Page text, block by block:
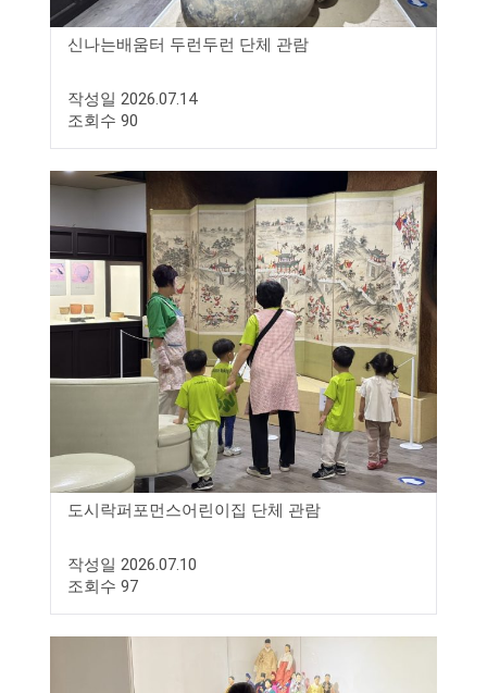
신나는배움터 두런두런 단체 관람
작성일 2026.07.14
조회수 90
도시락퍼포먼스어린이집 단체 관람
작성일 2026.07.10
조회수 97